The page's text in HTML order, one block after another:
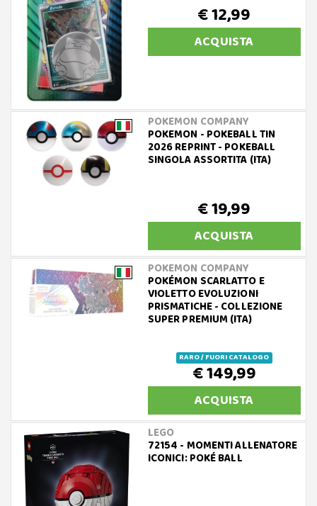
€ 12,99
ACQUISTA
POKEMON COMPANY
POKEMON - POKEBALL TIN
2026 REPRINT - POKEBALL
SINGOLA ASSORTITA (ITA)
€ 19,99
ACQUISTA
POKEMON COMPANY
POKÉMON SCARLATTO E
VIOLETTO EVOLUZIONI
PRISMATICHE - COLLEZIONE
SUPER PREMIUM (ITA)
RARO / FUORI CATALOGO
€ 149,99
ACQUISTA
LEGO
72154 - MOMENTI ALLENATORE
ICONICI: POKÉ BALL